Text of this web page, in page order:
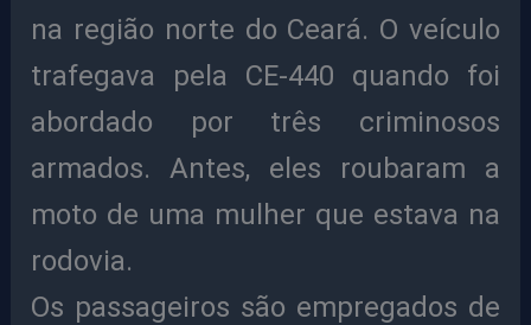
na região norte do Ceará. O veículo
trafegava pela CE-440 quando foi
abordado por três criminosos
armados. Antes, eles roubaram a
moto de uma mulher que estava na
rodovia.
Os passageiros são empregados de